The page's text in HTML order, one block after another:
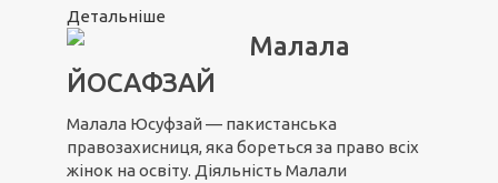
Детальніше
Малала
ЙОСАФЗАЙ
Малала Юсуфзай — пакистанська
правозахисниця, яка бореться за право всіх
жінок на освіту. Діяльність Малали